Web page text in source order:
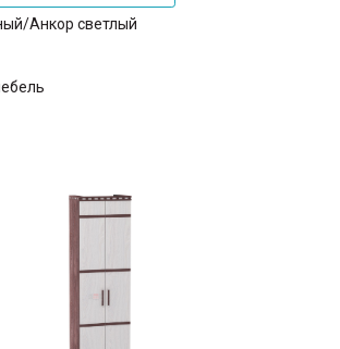
Анкор светлый